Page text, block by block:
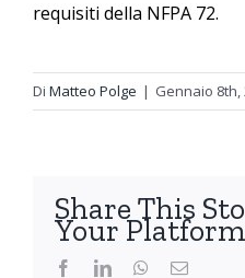
requisiti della NFPA 72.
Di Matteo Polge | Gennaio 8th,
Share This
Your
FacebookLinkedInWhatsApp
Email